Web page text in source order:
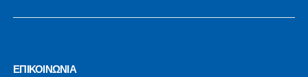
ΕΠΙΚΟΙΝΩΝΙΑ